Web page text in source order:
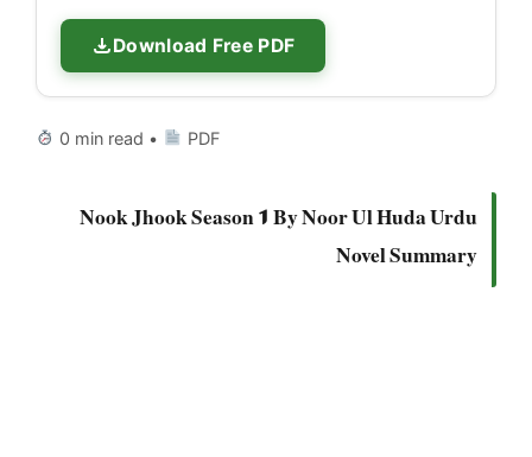
Download Free PDF
0 min read • PDF
Nook Jhook Season 1 By Noor Ul Huda Urdu
Novel Summary